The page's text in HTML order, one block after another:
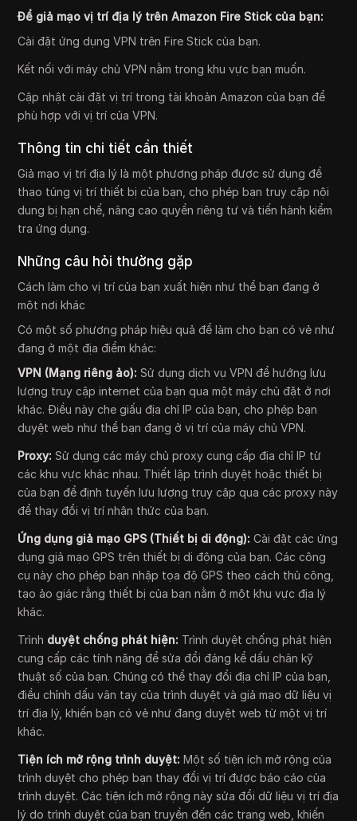
Để giả mạo vị trí địa lý trên Amazon Fire Stick của bạn:
Cài đặt ứng dụng VPN trên Fire Stick của bạn.
Kết nối với máy chủ VPN nằm trong khu vực bạn muốn.
Cập nhật cài đặt vị trí trong tài khoản Amazon của bạn để
phù hợp với vị trí của VPN.
Thông tin chi tiết cần thiết
Giả mạo vị trí địa lý là một phương pháp được sử dụng để
thao túng vị trí thiết bị của bạn, cho phép bạn truy cập nội
dung bị hạn chế, nâng cao quyền riêng tư và tiến hành kiểm
tra ứng dụng.
Những câu hỏi thường gặp
Cách làm cho vị trí của bạn xuất hiện như thể bạn đang ở
một nơi khác
Có một số phương pháp hiệu quả để làm cho bạn có vẻ như
đang ở một địa điểm khác:
VPN (Mạng riêng ảo): Sử dụng dịch vụ VPN để hướng lưu
lượng truy cập internet của bạn qua một máy chủ đặt ở nơi
khác. Điều này che giấu địa chỉ IP của bạn, cho phép bạn
duyệt web như thể bạn đang ở vị trí của máy chủ VPN.
Proxy: Sử dụng các máy chủ proxy cung cấp địa chỉ IP từ
các khu vực khác nhau. Thiết lập trình duyệt hoặc thiết bị
của bạn để định tuyến lưu lượng truy cập qua các proxy này
để thay đổi vị trí nhận thức của bạn.
Ứng dụng giả mạo GPS (Thiết bị di động):Cài đặt các ứng
dụng giả mạo GPS trên thiết bị di động của bạn. Các công
cụ này cho phép bạn nhập tọa độ GPS theo cách thủ công,
tạo ảo giác rằng thiết bị của bạn nằm ở một khu vực địa lý
khác.
Trình duyệt chống phát hiện: Trình duyệt chống phát hiện
cung cấp các tính năng để sửa đổi đáng kể dấu chân kỹ
thuật số của bạn. Chúng có thể thay đổi địa chỉ IP của bạn,
điều chỉnh dấu vân tay của trình duyệt và giả mạo dữ liệu vị
trí địa lý, khiến bạn có vẻ như đang duyệt web từ một vị trí
khác.
Tiện ích mở rộng trình duyệt:Một số tiện ích mở rộng của
trình duyệt cho phép bạn thay đổi vị trí được báo cáo của
trình duyệt. Các tiện ích mở rộng này sửa đổi dữ liệu vị trí địa
lý do trình duyệt của bạn truyền đến các trang web, khiến